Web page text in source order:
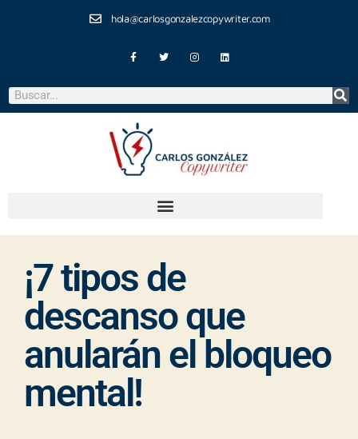
hola@carlosgonzalezcopywriter.com
¡7 tipos de
descanso que
anularán el bloqueo
mental!